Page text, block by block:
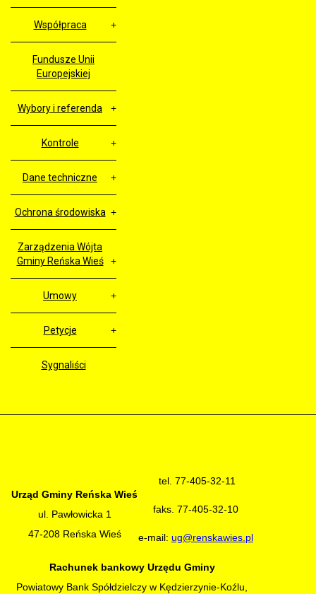
Współpraca
Fundusze Unii
Europejskiej
Wybory i referenda
Kontrole
Dane techniczne
Ochrona środowiska
Zarządzenia Wójta
Gminy Reńska Wieś
Umowy
Petycje
Sygnaliści
Urząd Gminy Reńska Wieś
ul. Pawłowicka 1
47-208 Reńska Wieś
tel. 77-405-32-11
faks. 77-405-32-10
e-mail: ug@renskawies.pl
Rachunek bankowy Urzędu Gminy
Powiatowy Bank Spółdzielczy w Kędzierzynie-Koźlu,